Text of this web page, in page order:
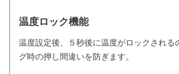
温度ロック機能
温度設定後、５秒後に温度がロックされる
グ時の押し間違いを防ぎます。